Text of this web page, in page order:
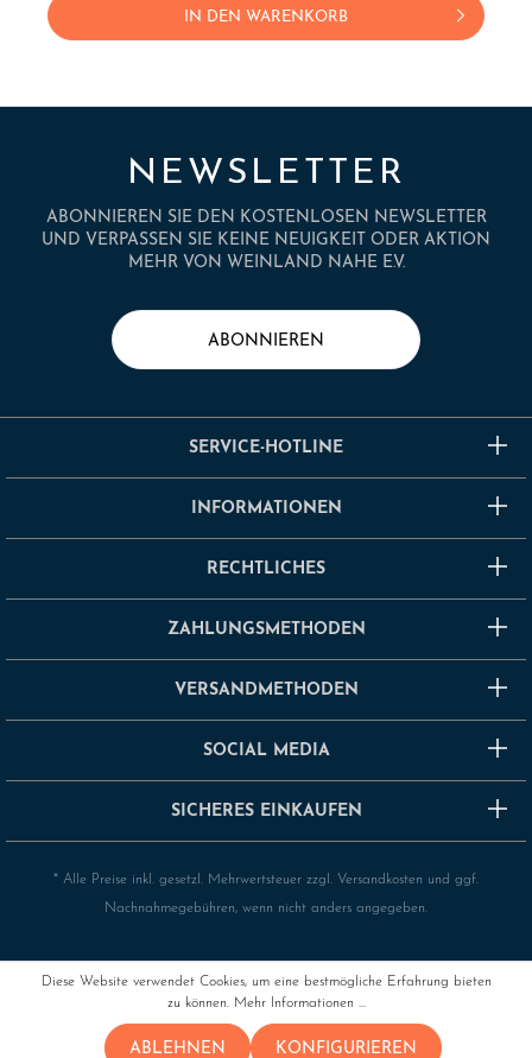
IN DEN WARENKORB
NEWSLETTER
ABONNIEREN SIE DEN KOSTENLOSEN NEWSLETTER
UND VERPASSEN SIE KEINE NEUIGKEIT ODER AKTION
MEHR VON WEINLAND NAHE E.V.
ABONNIEREN
SERVICE-HOTLINE
INFORMATIONEN
RECHTLICHES
ZAHLUNGSMETHODEN
VERSANDMETHODEN
SOCIAL MEDIA
SICHERES EINKAUFEN
* Alle Preise inkl. gesetzl. Mehrwertsteuer zzgl. Versandkosten und ggf.
Nachnahmegebühren, wenn nicht anders angegeben.
Diese Website verwendet Cookies, um eine bestmögliche Erfahrung bieten
zu können. Mehr Informationen ...
ABLEHNEN KONFIGURIEREN